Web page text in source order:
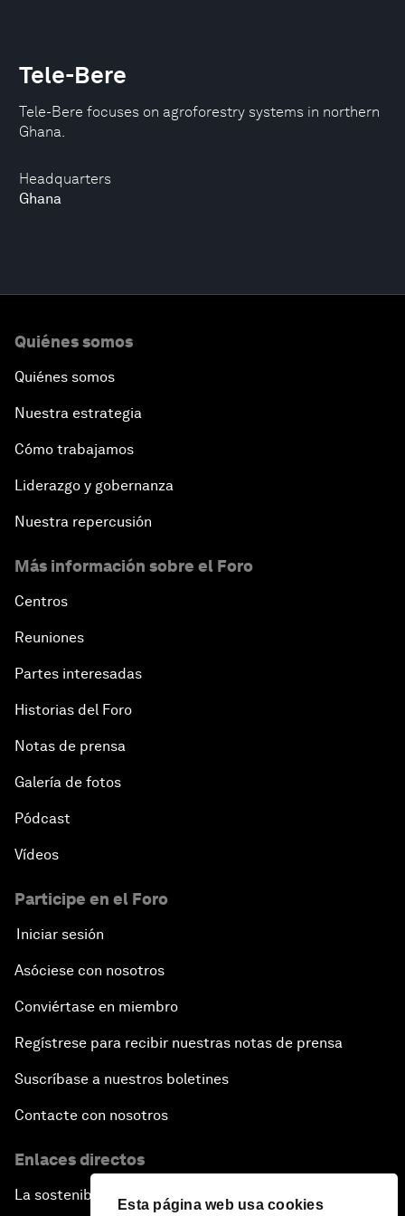
Esta página web usa cookies
Headquarters
Ghana
Tele-Bere
Tele-Bere focuses on agroforestry systems in northern
Ghana.
Quiénes somos
Quiénes somos
Nuestra estrategia
Cómo trabajamos
Liderazgo y gobernanza
Nuestra repercusión
Más información sobre el Foro
Centros
Reuniones
Partes interesadas
Historias del Foro
Notas de prensa
Galería de fotos
Pódcast
Vídeos
Participe en el Foro
Iniciar sesión
Asóciese con nosotros
Conviértase en miembro
Regístrese para recibir nuestras notas de prensa
Suscríbase a nuestros boletines
Contacte con nosotros
Enlaces directos
La sostenibilidad en el Foro